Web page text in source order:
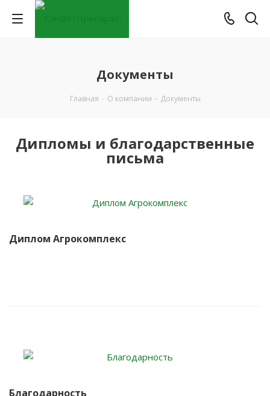
Документы
Главная - О компании - Документы
Дипломы и благодарственные
письма
Диплом Агрокомплекс
Благодарность